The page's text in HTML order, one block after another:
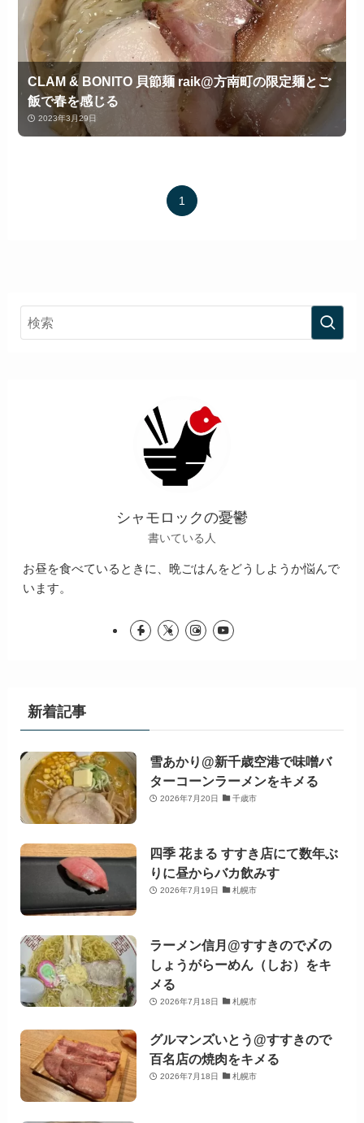
CLAM & BONITO 貝節麺 raik@方南町の限定麺とご
飯で春を感じる
2023年3月29日
1
シャモロックの憂鬱
書いている人
お昼を食べているときに、晩ごはんをどうしようか悩んで
います。
新着記事
雪あかり@新千歳空港で味噌バ
ターコーンラーメンをキメる
2026年7月20日 千歳市
四季 花まる すすき店にて数年ぶ
りに昼からバカ飲みす
2026年7月19日 札幌市
ラーメン信月@すすきので〆の
しょうがらーめん（しお）をキ
メる
2026年7月18日 札幌市
グルマンズいとう@すすきので
百名店の焼肉をキメる
2026年7月18日 札幌市